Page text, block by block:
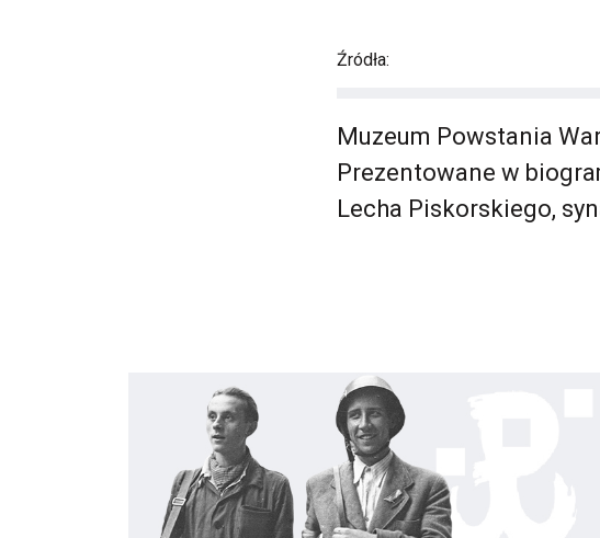
Źródła:
Muzeum Powstania
Prezentowane w
Lecha Piskorskiego,